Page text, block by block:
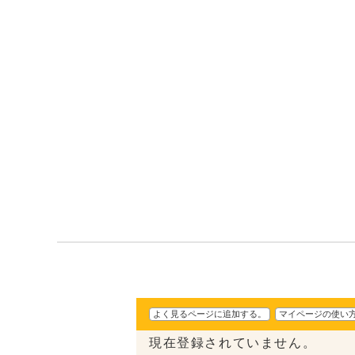
よく見るページに追加する。 マイページの使い
現在登録されていません。